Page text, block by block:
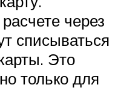
через
списываться
Это
только для